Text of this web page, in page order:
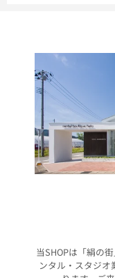
当SHOPは「絹の
ンタル・スタジ